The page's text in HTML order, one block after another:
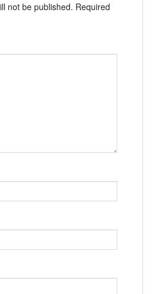
not be published. Required